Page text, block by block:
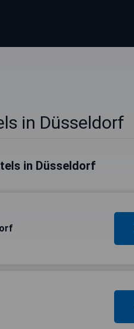
in Düsseldorf
in Düsseldorf